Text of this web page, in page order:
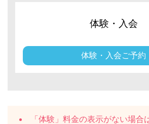
体験・入会
体験・入会ご予約
「体験」料金の表示がない場合